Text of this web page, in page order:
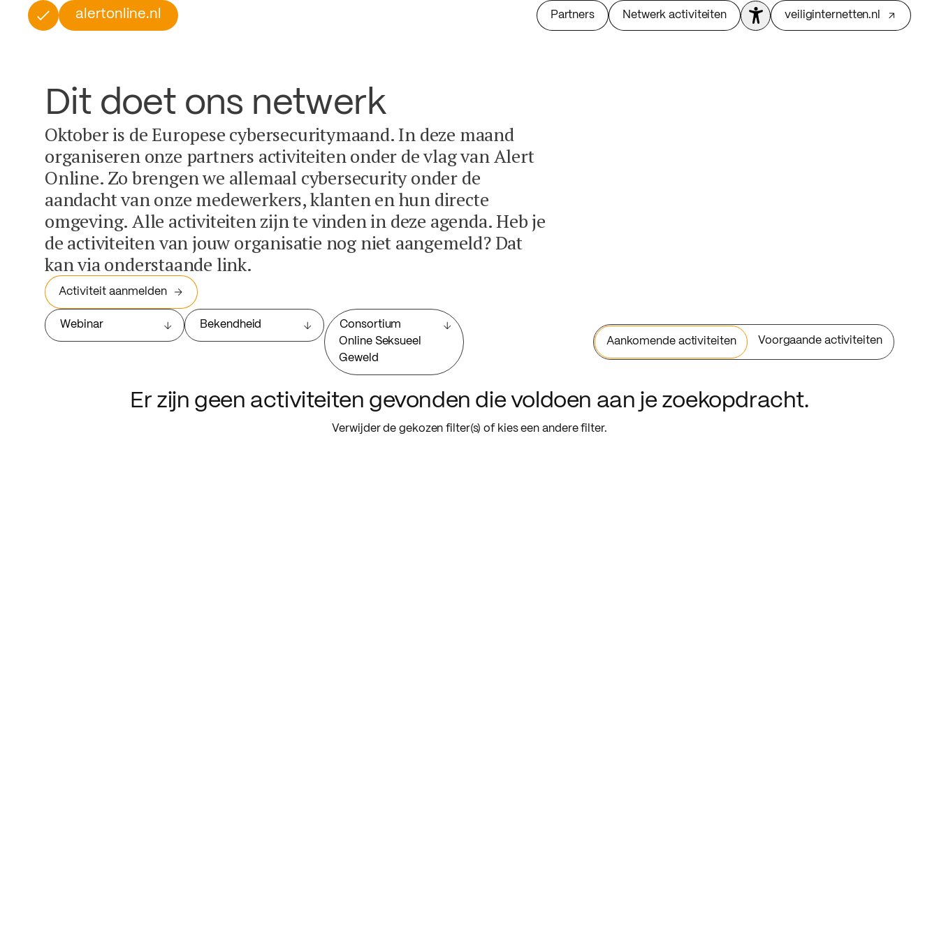
alertonline.nl Partners Netwerk activiteiten veiliginternetten.nl
Dit doet ons netwerk
Oktober is de Europese cybersecuritymaand. In deze maand
organiseren onze partners activiteiten onder de vlag van Alert
Online. Zo brengen we allemaal cybersecurity onder de
aandacht van onze medewerkers, klanten en hun directe
omgeving. Alle activiteiten zijn te vinden in deze agenda. Heb je
de activiteiten van jouw organisatie nog niet aangemeld? Dat
kan via onderstaande link.
Activiteit aanmelden
Webinar Bekendheid
Consortium
Online Seksueel
Geweld
Aankomende activiteiten Voorgaande activiteiten
Er zijn geen activiteiten gevonden die voldoen aan je zoekopdracht.
Verwijder de gekozen filter(s) of kies een andere filter.